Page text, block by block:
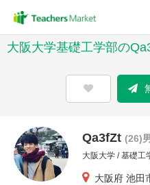
大阪大学基礎工学部の
Qa3fZt (26)
大阪大学 / 基礎工
大阪府 池田